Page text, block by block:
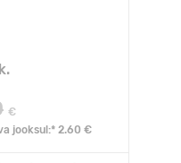
€
jooksul:* 2.60 €